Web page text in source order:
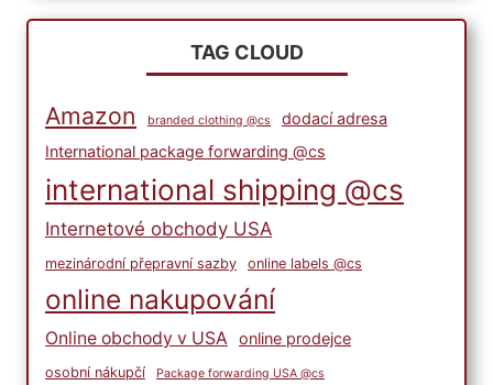
TAG CLOUD
Amazon branded clothing @cs
dodací adresa
International package forwarding @cs
international shipping @cs
Internetové obchody USA
mezinárodní přepravní sazby online labels @cs
online nakupování
Online obchody v USA online prodejce
osobní nákupčí Package forwarding USA @cs